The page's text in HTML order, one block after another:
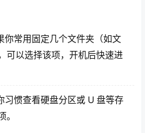
你常用固定几个文件夹（如文
可以选择该项，开机后快速进
习惯查看硬盘分区或 U 盘等存